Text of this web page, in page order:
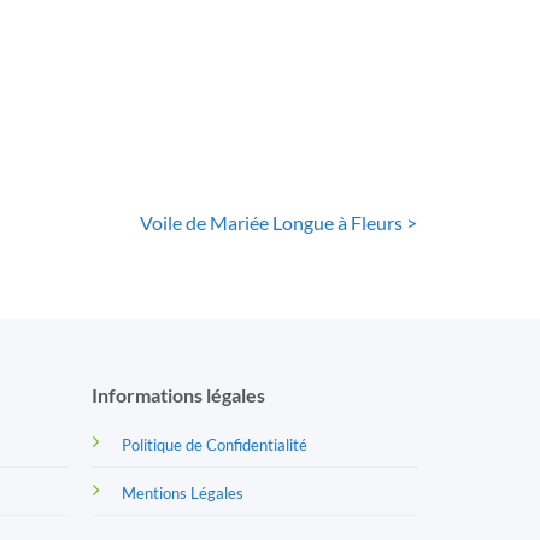
Voile de Mariée Longue à Fleurs >
Informations légales
Politique de Confidentialité
Mentions Légales